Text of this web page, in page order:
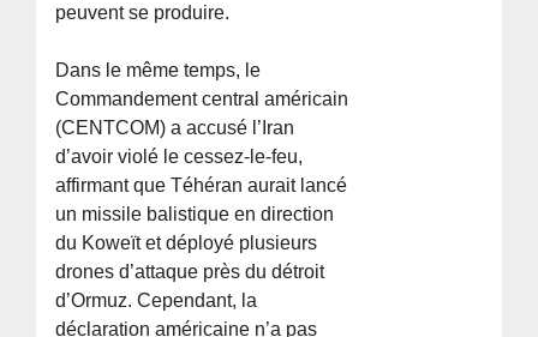
peuvent se produire.
Dans le même temps, le
Commandement central américain
(CENTCOM) a accusé l’Iran
d’avoir violé le cessez-le-feu,
affirmant que Téhéran aurait lancé
un missile balistique en direction
du Koweït et déployé plusieurs
drones d’attaque près du détroit
d’Ormuz. Cependant, la
déclaration américaine n’a pas